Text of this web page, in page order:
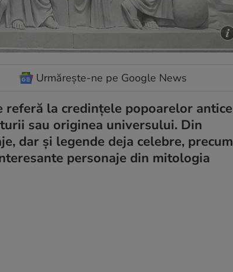
Urmărește-ne pe Google News
la credințele popoarelor antice
sau originea universului. Din
dar și legende deja celebre, precum
personaje din mitologia